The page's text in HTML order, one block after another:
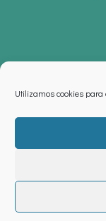
Utilizamos cookies para